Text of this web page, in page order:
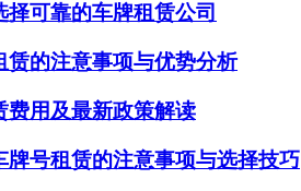
可靠的车牌租赁公司
赁的注意事项与优势分析
费用及最新政策解读
号租赁的注意事项与选择技巧